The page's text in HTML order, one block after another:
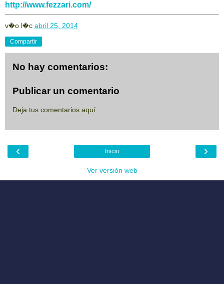
http://www.fezzari.com/
v�o l�c abril 25, 2014
Compartir
No hay comentarios:
Publicar un comentario
Deja tus comentarios aquí
‹ ›
Inicio
Ver versión web